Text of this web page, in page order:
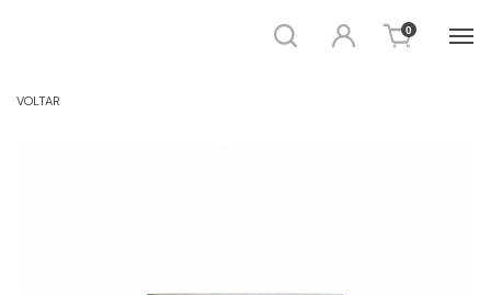
Busca Entrar 0
OBJETOS - QUADRO E GRAVURA
VOLTAR